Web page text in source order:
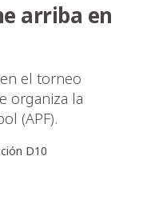
arriba en
el torneo
organiza la
(APF).
D10